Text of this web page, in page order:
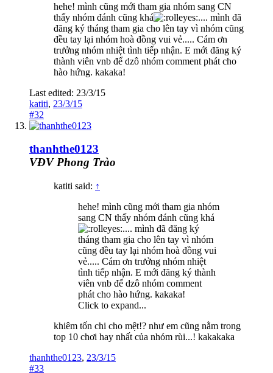
hehe! mình cũng mới tham gia nhóm sang CN
thấy nhóm đánh cũng khá
.... mình đã
đăng ký tháng tham gia cho lên tay vì nhóm cũng
đều tay lại nhóm hoà đồng vui vẻ..... Cám ơn
trưởng nhóm nhiệt tình tiếp nhận. E mới đăng ký
thành viên vnb để dzô nhóm comment phát cho
hào hứng. kakaka!
Last edited: 23/3/15
katiti, 23/3/15
#32
thanhthe0123
VĐV Phong Trào
katiti said: ↑
hehe! mình cũng mới tham gia nhóm
sang CN thấy nhóm đánh cũng khá
.... mình đã đăng ký
tháng tham gia cho lên tay vì nhóm
cũng đều tay lại nhóm hoà đồng vui
vẻ..... Cám ơn trưởng nhóm nhiệt
tình tiếp nhận. E mới đăng ký thành
viên vnb để dzô nhóm comment
phát cho hào hứng. kakaka!
Click to expand...
khiêm tốn chi cho mệt!? như em cũng nằm trong
top 10 chơi hay nhất của nhóm rùi...! kakakaka
thanhthe0123, 23/3/15
#33